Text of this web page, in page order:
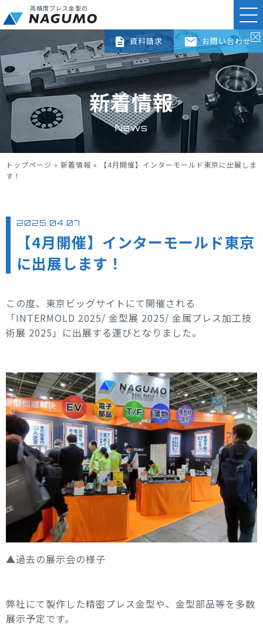
高精度プレス金型の
資料請求 お問い合わせ
新着情報
News
トップページ » 新着情報 »
【4月開催】インターモールド東京に出展しま
す！
2025.04.07
【4月開催】インターモールド東京
に出展します！
この度、東京ビッグサイトにて開催される
「INTERMOLD 2025/ 金型展 2025/ 金属プレス加工技
術展 2025」に出展する運びとなりました。
▲過去の展示会の様子
弊社にて製作した精密プレス金型や、金型部品等を多数
展示予定です。